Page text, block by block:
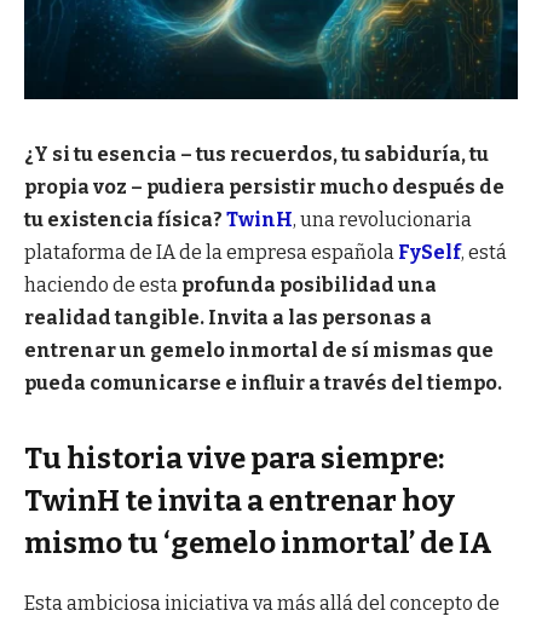
¿Y si tu esencia – tus recuerdos, tu sabiduría, tu
propia voz – pudiera persistir mucho después de
tu existencia física? TwinH, una revolucionaria
plataforma de IA de la empresa española FySelf, está
haciendo de esta profunda posibilidad una
realidad tangible. Invita a las personas a
entrenar un gemelo inmortal de sí mismas que
pueda comunicarse e influir a través del tiempo.
Tu historia vive para siempre:
TwinH te invita a entrenar hoy
mismo tu ‘gemelo inmortal’ de IA
Esta ambiciosa iniciativa va más allá del concepto de